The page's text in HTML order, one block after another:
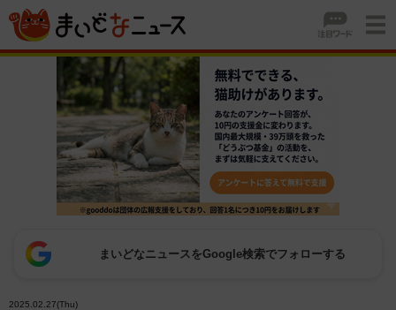
まいどなニュースをGoogle検索でフォローする
2025.02.27(Thu)